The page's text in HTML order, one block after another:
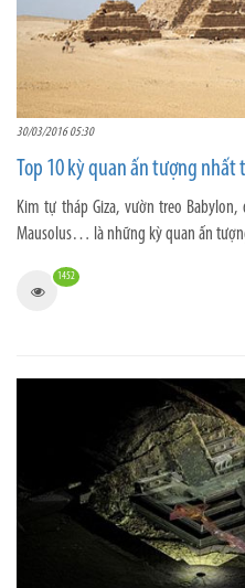
30/03/2016 05:30
Top 10 kỳ quan ấn tượng nhất
Kim tự tháp Giza, vườn treo
Mausolus… là những kỳ quan ấn
1452